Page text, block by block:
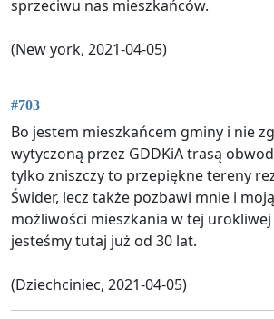
sprzeciwu nas mieszkańców.
(New york, 2021-04-05)
#703
Bo jestem mieszkańcem gminy i nie
wytyczoną przez GDDKiA trasą
tylko zniszczy to przepiękne tereny
Świder, lecz także pozbawi mnie i
możliwości mieszkania w tej urokliwej
jesteśmy tutaj już od 30 lat.
(Dziechciniec, 2021-04-05)